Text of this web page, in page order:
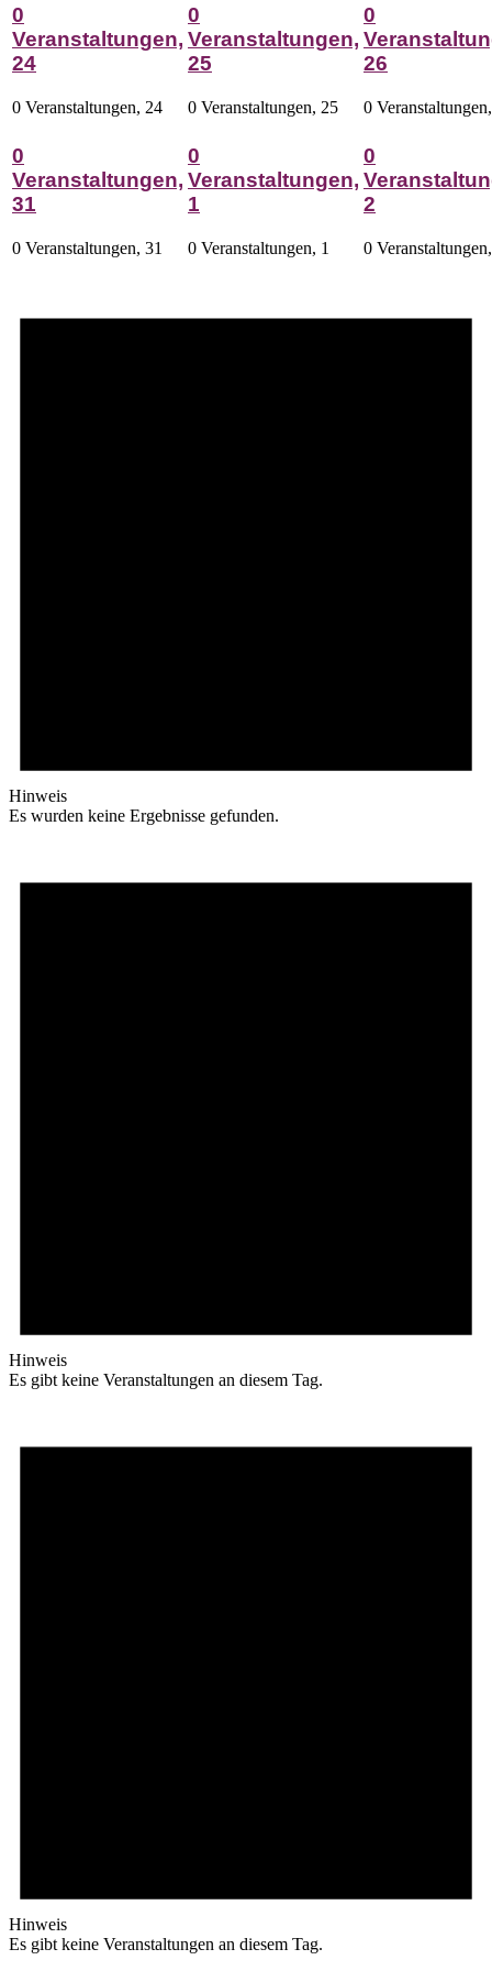
0
Veranstaltungen,
24
0 Veranstaltungen, 24
0
Veranstaltungen,
25
0 Veranstaltungen, 25
0
26
0
0
Veranstaltungen,
31
0 Veranstaltungen, 31
0
Veranstaltungen,
1
0 Veranstaltungen, 1
0
2
0
Hinweis
Es wurden keine Ergebnisse gefunden.
Hinweis
Es gibt keine Veranstaltungen an diesem Tag.
Hinweis
Es gibt keine Veranstaltungen an diesem Tag.